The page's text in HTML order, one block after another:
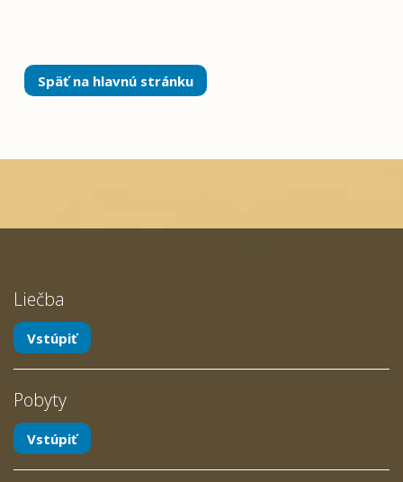
Späť na hlavnú stránku
Liečba
Vstúpiť
Pobyty
Vstúpiť